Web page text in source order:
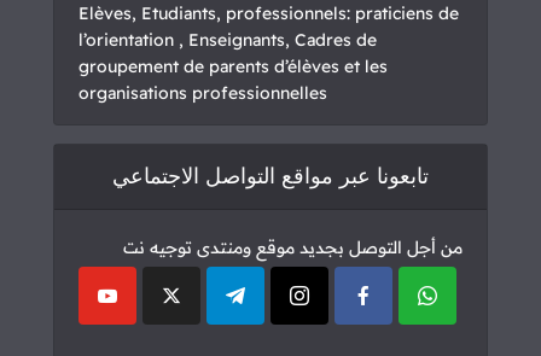
Elèves, Etudiants, professionnels: praticiens de
l’orientation , Enseignants, Cadres de
groupement de parents d’élèves et les
organisations professionnelles
تابعونا عبر مواقع التواصل الاجتماعي
من أجل التوصل بجديد موقع ومنتدى توجيه نت